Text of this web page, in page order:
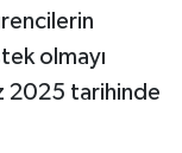
olmayı
2025 tarihinde